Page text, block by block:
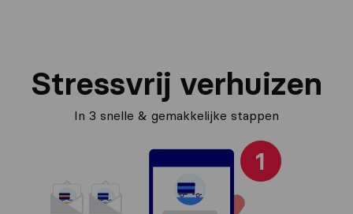
Stressvrij verhuizen
In 3 snelle & gemakkelijke stappen